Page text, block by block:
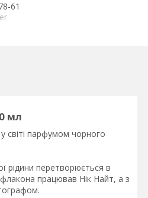
61
мл
світі парфумом чорного
рідини перетворюється в
працював Нік Найт, а з